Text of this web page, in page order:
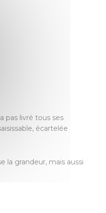
pas livré tous ses
écartelée
la grandeur, mais aussi